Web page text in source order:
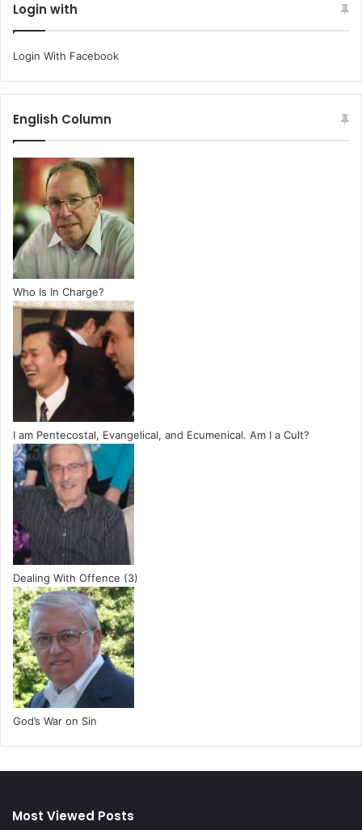
Login with
Login With Facebook
English Column
Who Is In Charge?
I am Pentecostal, Evangelical, and Ecumenical. Am I a Cult?
Dealing With Offence (3)
God’s War on Sin
Most Viewed Posts